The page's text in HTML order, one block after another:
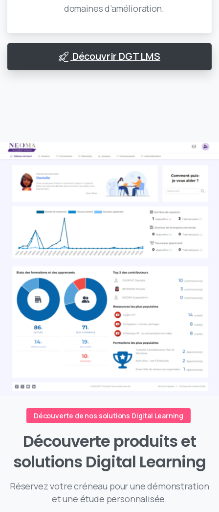
domaines d’amélioration.
Découvrir DGT LMS
Voir la démo
Découverte de nos solutions Digital Learning
Découverte produitset
solutions Digital Learning
Réservez votre créneau pour une démonstration
et une étude personnalisée.